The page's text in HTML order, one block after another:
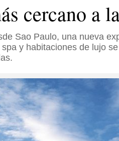
cercano a
Sao Paulo, una nueva
y habitaciones de lujo